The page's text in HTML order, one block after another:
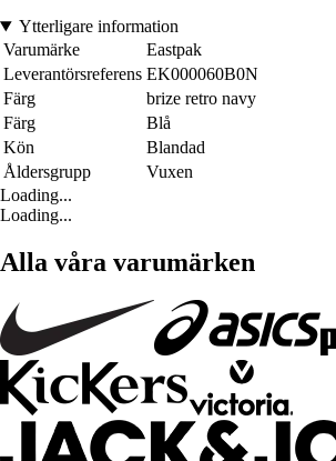
Ytterligare information
Varumärke
Eastpak
Leverantörsreferens EK000060B0N
Färg
brize retro navy
Färg
Blå
Kön
Blandad
Åldersgrupp
Vuxen
Loading...
Loading...
Alla våra varumärken